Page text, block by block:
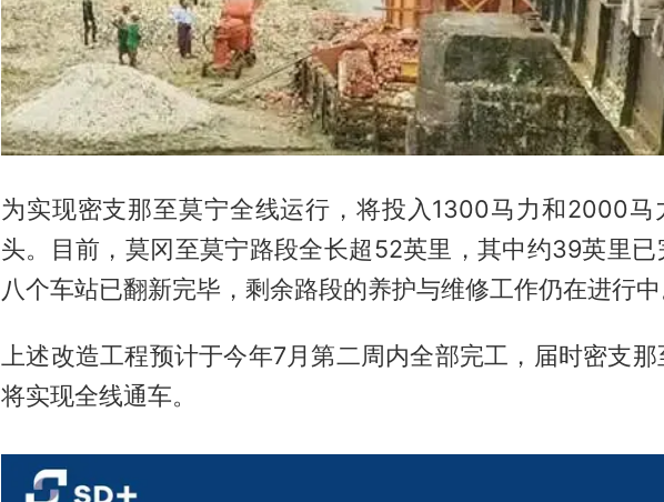
为实现密支那至莫宁全线运行，将投入1300马力和2000马
头。目前，莫冈至莫宁路段全长超52英里，其中约39英里已
八个车站已翻新完毕，剩余路段的养护与维修工作仍在进行中
上述改造工程预计于今年7月第二周内全部完工，届时密支
将实现全线通车。